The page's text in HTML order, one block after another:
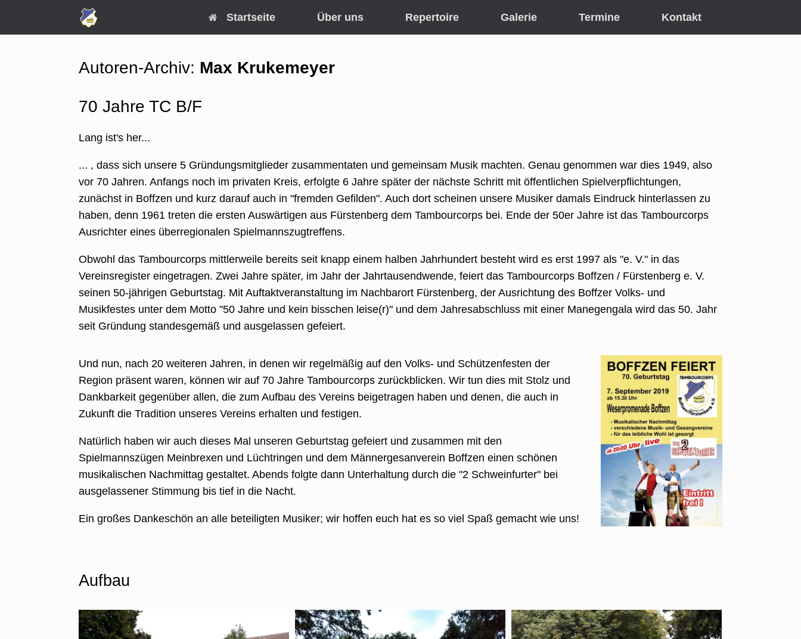
Startseite Über uns Repertoire Galerie Termine Kontakt
Autoren-Archiv: Max Krukemeyer
70 Jahre TC B/F
Lang ist's her...
... , dass sich unsere 5 Gründungsmitglieder zusammentaten und gemeinsam Musik machten. Genau genommen war dies 1949, also
vor 70 Jahren. Anfangs noch im privaten Kreis, erfolgte 6 Jahre später der nächste Schritt mit öffentlichen Spielverpflichtungen,
zunächst in Boffzen und kurz darauf auch in "fremden Gefilden". Auch dort scheinen unsere Musiker damals Eindruck hinterlassen zu
haben, denn 1961 treten die ersten Auswärtigen aus Fürstenberg dem Tambourcorps bei. Ende der 50er Jahre ist das Tambourcorps
Ausrichter eines überregionalen Spielmannszugtreffens.
Obwohl das Tambourcorps mittlerweile bereits seit knapp einem halben Jahrhundert besteht wird es erst 1997 als "e. V." in das
Vereinsregister eingetragen. Zwei Jahre später, im Jahr der Jahrtausendwende, feiert das Tambourcorps Boffzen / Fürstenberg e. V.
seinen 50-jährigen Geburtstag. Mit Auftaktveranstaltung im Nachbarort Fürstenberg, der Ausrichtung des Boffzer Volks- und
Musikfestes unter dem Motto "50 Jahre und kein bisschen leise(r)" und dem Jahresabschluss mit einer Manegengala wird das 50. Jahr
seit Gründung standesgemäß und ausgelassen gefeiert.
Und nun, nach 20 weiteren Jahren, in denen wir regelmäßig auf den Volks- und Schützenfesten der
Region präsent waren, können wir auf 70 Jahre Tambourcorps zurückblicken. Wir tun dies mit Stolz und
Dankbarkeit gegenüber allen, die zum Aufbau des Vereins beigetragen haben und denen, die auch in
Zukunft die Tradition unseres Vereins erhalten und festigen.
Natürlich haben wir auch dieses Mal unseren Geburtstag gefeiert und zusammen mit den
Spielmannszügen Meinbrexen und Lüchtringen und dem Männergesanverein Boffzen einen schönen
musikalischen Nachmittag gestaltet. Abends folgte dann Unterhaltung durch die "2 Schweinfurter" bei
ausgelassener Stimmung bis tief in die Nacht.
Ein großes Dankeschön an alle beteiligten Musiker; wir hoffen euch hat es so viel Spaß gemacht wie uns!
Aufbau